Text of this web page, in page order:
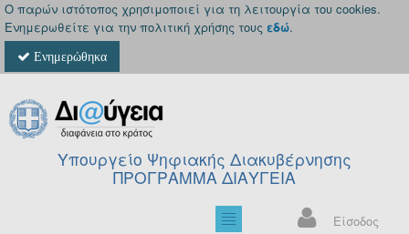
Ο παρών ιστότοπος χρησιμοποιεί για τη λειτουργία του cookies.
Ενημερωθείτε για την πολιτική χρήσης τους εδώ.
Ενημερώθηκα
Υπουργείο Ψηφιακής Διακυβέρνησης
ΠΡΟΓΡΑΜΜΑ ΔΙΑΥΓΕΙΑ
Είσοδος